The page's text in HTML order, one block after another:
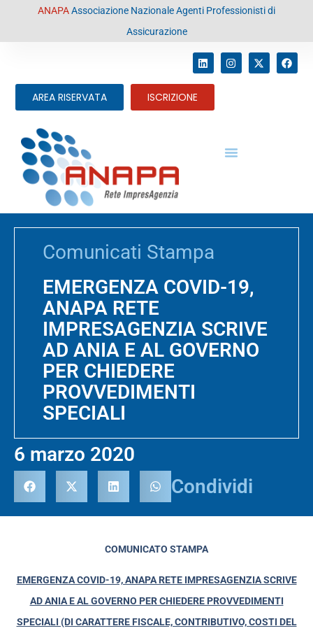
contenutoANAPAAssociazione Nazionale Agenti Professionisti di
Assicurazione
AREA RISERVATA ISCRIZIONE
Comunicati Stampa
EMERGENZA COVID-19,
ANAPA RETE
IMPRESAGENZIA SCRIVE
AD ANIA E AL GOVERNO
PER CHIEDERE
PROVVEDIMENTI
SPECIALI
6 marzo 2020
Condividi
COMUNICATO STAMPA
EMERGENZA COVID-19, ANAPA RETE IMPRESAGENZIA SCRIVE
AD ANIA E AL GOVERNO PER CHIEDERE PROVVEDIMENTI
SPECIALI (DI CARATTERE FISCALE, CONTRIBUTIVO, COSTI DEL